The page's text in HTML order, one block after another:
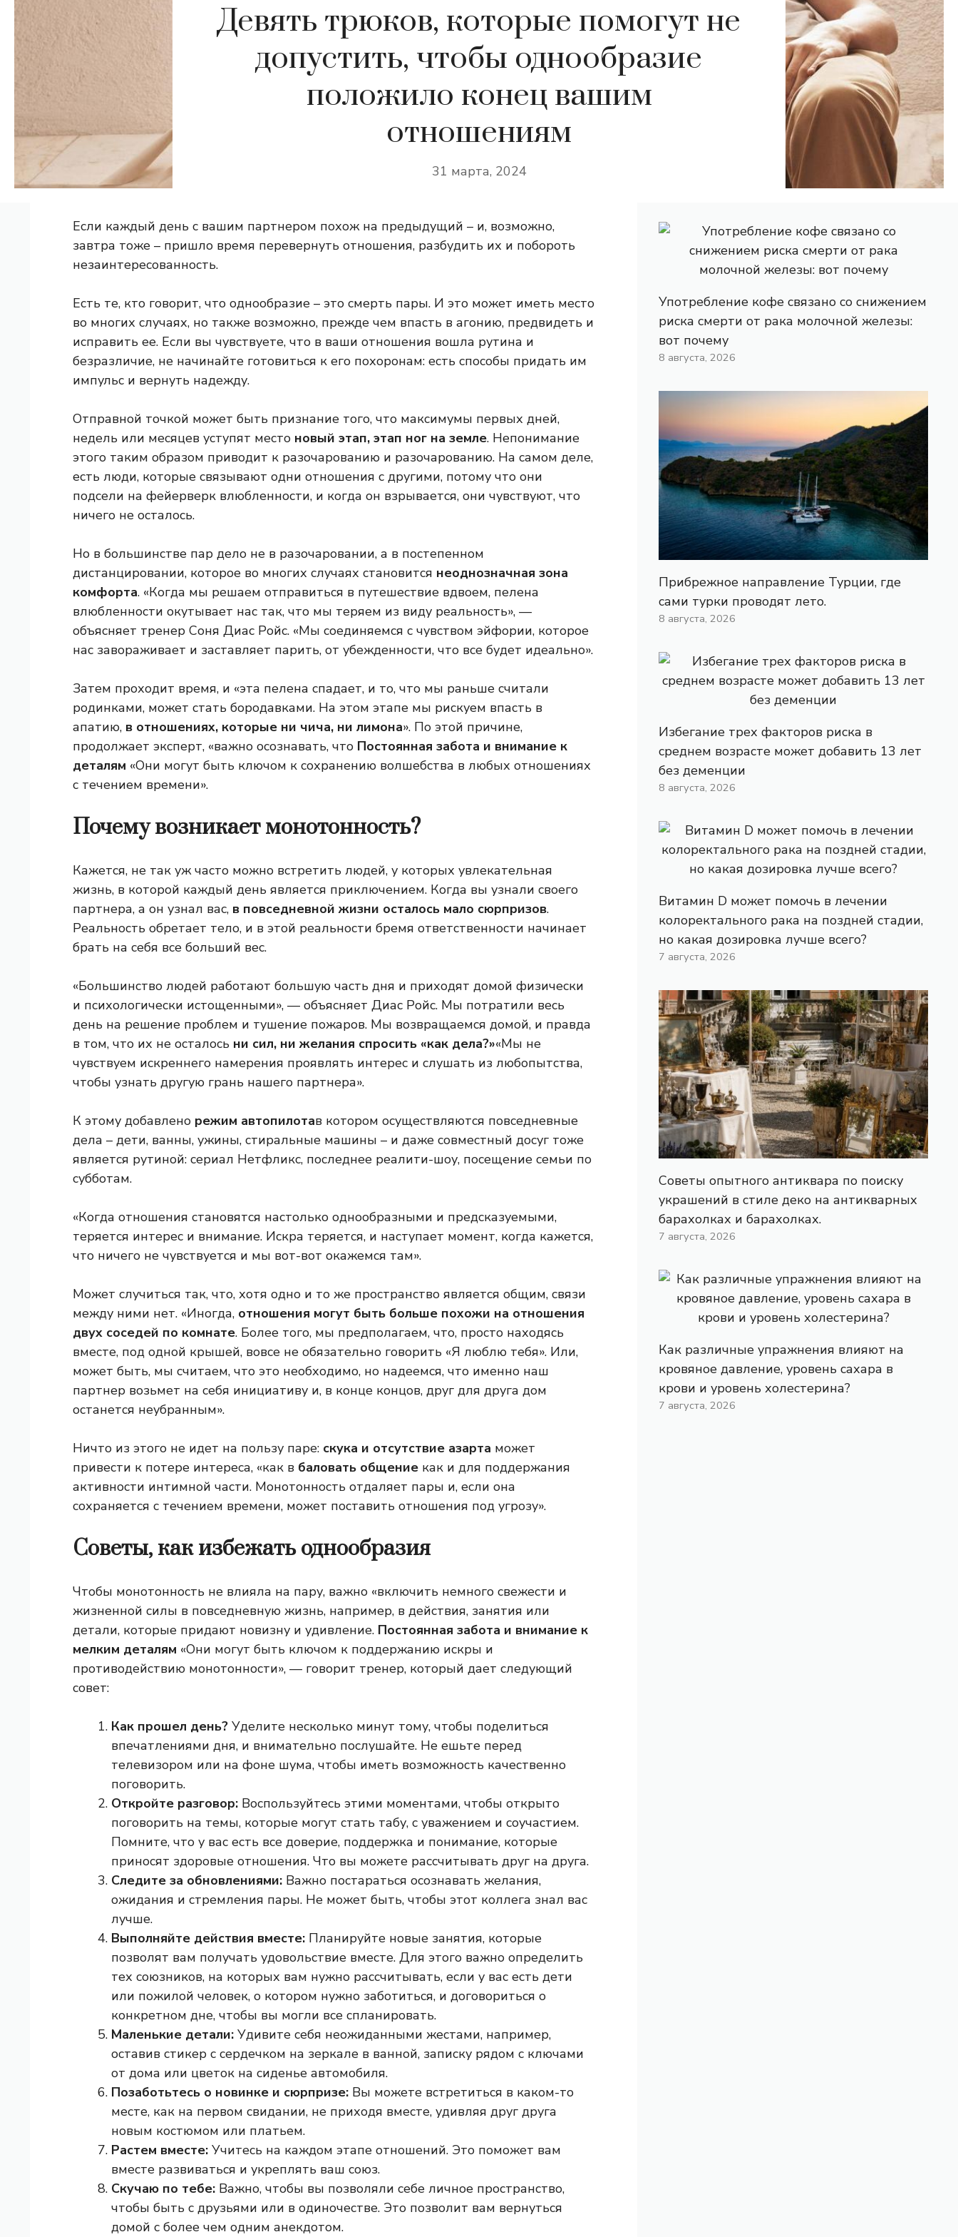
Девять трюков, которые помогут не
допустить, чтобы однообразие
положило конец вашим
отношениям
31 марта, 2024
Если каждый день с вашим партнером похож на предыдущий – и, возможно,
завтра тоже – пришло время перевернуть отношения, разбудить их и побороть
незаинтересованность.
Есть те, кто говорит, что однообразие – это смерть пары. И это может иметь место
во многих случаях, но также возможно, прежде чем впасть в агонию, предвидеть и
исправить ее. Если вы чувствуете, что в ваши отношения вошла рутина и
безразличие, не начинайте готовиться к его похоронам: есть способы придать им
импульс и вернуть надежду.
Отправной точкой может быть признание того, что максимумы первых дней,
недель или месяцев уступят место новый этап, этап ног на земле. Непонимание
этого таким образом приводит к разочарованию и разочарованию. На самом деле,
есть люди, которые связывают одни отношения с другими, потому что они
подсели на фейерверк влюбленности, и когда он взрывается, они чувствуют, что
ничего не осталось.
Но в большинстве пар дело не в разочаровании, а в постепенном
дистанцировании, которое во многих случаях становится неоднозначная зона
комфорта. «Когда мы решаем отправиться в путешествие вдвоем, пелена
влюбленности окутывает нас так, что мы теряем из виду реальность», —
объясняет тренер Соня Диас Ройс. «Мы соединяемся с чувством эйфории, которое
нас завораживает и заставляет парить, от убежденности, что все будет идеально».
Затем проходит время, и «эта пелена спадает, и то, что мы раньше считали
родинками, может стать бородавками. На этом этапе мы рискуем впасть в
апатию, в отношениях, которые ни чича, ни лимона». По этой причине,
продолжает эксперт, «важно осознавать, что Постоянная забота и внимание к
деталям «Они могут быть ключом к сохранению волшебства в любых отношениях
с течением времени».
Почему возникает монотонность?
Кажется, не так уж часто можно встретить людей, у которых увлекательная
жизнь, в которой каждый день является приключением. Когда вы узнали своего
партнера, а он узнал вас, в повседневной жизни осталось мало сюрпризов.
Реальность обретает тело, и в этой реальности бремя ответственности начинает
брать на себя все больший вес.
«Большинство людей работают большую часть дня и приходят домой физически
и психологически истощенными», — объясняет Диас Ройс. Мы потратили весь
день на решение проблем и тушение пожаров. Мы возвращаемся домой, и правда
в том, что их не осталось ни сил, ни желания спросить «как дела?»«Мы не
чувствуем искреннего намерения проявлять интерес и слушать из любопытства,
чтобы узнать другую грань нашего партнера».
К этому добавлено режим автопилотав котором осуществляются повседневные
дела – дети, ванны, ужины, стиральные машины – и даже совместный досуг тоже
является рутиной: сериал Нетфликс, последнее реалити-шоу, посещение семьи по
субботам.
«Когда отношения становятся настолько однообразными и предсказуемыми,
теряется интерес и внимание. Искра теряется, и наступает момент, когда кажется,
что ничего не чувствуется и мы вот-вот окажемся там».
Может случиться так, что, хотя одно и то же пространство является общим, связи
между ними нет. «Иногда, отношения могут быть больше похожи на отношения
двух соседей по комнате. Более того, мы предполагаем, что, просто находясь
вместе, под одной крышей, вовсе не обязательно говорить «Я люблю тебя». Или,
может быть, мы считаем, что это необходимо, но надеемся, что именно наш
партнер возьмет на себя инициативу и, в конце концов, друг для друга дом
останется неубранным».
Ничто из этого не идет на пользу паре: скука и отсутствие азарта может
привести к потере интереса, «как в баловать общение как и для поддержания
активности интимной части. Монотонность отдаляет пары и, если она
сохраняется с течением времени, может поставить отношения под угрозу».
Советы, как избежать однообразия
Чтобы монотонность не влияла на пару, важно «включить немного свежести и
жизненной силы в повседневную жизнь, например, в действия, занятия или
детали, которые придают новизну и удивление. Постоянная забота и внимание к
мелким деталям «Они могут быть ключом к поддержанию искры и
противодействию монотонности», — говорит тренер, который дает следующий
совет:
Как прошел день? Уделите несколько минут тому, чтобы поделиться
впечатлениями дня, и внимательно послушайте. Не ешьте перед
телевизором или на фоне шума, чтобы иметь возможность качественно
поговорить.
Откройте разговор: Воспользуйтесь этими моментами, чтобы открыто
поговорить на темы, которые могут стать табу, с уважением и соучастием.
Помните, что у вас есть все доверие, поддержка и понимание, которые
приносят здоровые отношения. Что вы можете рассчитывать друг на друга.
Следите за обновлениями: Важно постараться осознавать желания,
ожидания и стремления пары. Не может быть, чтобы этот коллега знал вас
лучше.
Выполняйте действия вместе: Планируйте новые занятия, которые
позволят вам получать удовольствие вместе. Для этого важно определить
тех союзников, на которых вам нужно рассчитывать, если у вас есть дети
или пожилой человек, о котором нужно заботиться, и договориться о
конкретном дне, чтобы вы могли все спланировать.
Маленькие детали: Удивите себя неожиданными жестами, например,
оставив стикер с сердечком на зеркале в ванной, записку рядом с ключами
от дома или цветок на сиденье автомобиля.
Позаботьтесь о новинке и сюрпризе: Вы можете встретиться в каком-то
месте, как на первом свидании, не приходя вместе, удивляя друг друга
новым костюмом или платьем.
Растем вместе: Учитесь на каждом этапе отношений. Это поможет вам
вместе развиваться и укреплять ваш союз.
Скучаю по тебе: Важно, чтобы вы позволяли себе личное пространство,
чтобы быть с друзьями или в одиночестве. Это позволит вам вернуться
домой с более чем одним анекдотом.
Употребление кофе связано со снижением
риска смерти от рака молочной железы:
вот почему
8 августа, 2026
Прибрежное направление Турции, где
сами турки проводят лето.
8 августа, 2026
Избегание трех факторов риска в
среднем возрасте может добавить 13 лет
без деменции
8 августа, 2026
Витамин D может помочь в лечении
колоректального рака на поздней стадии,
но какая дозировка лучше всего?
7 августа, 2026
Советы опытного антиквара по поиску
украшений в стиле деко на антикварных
барахолках и барахолках.
7 августа, 2026
Как различные упражнения влияют на
кровяное давление, уровень сахара в
крови и уровень холестерина?
7 августа, 2026